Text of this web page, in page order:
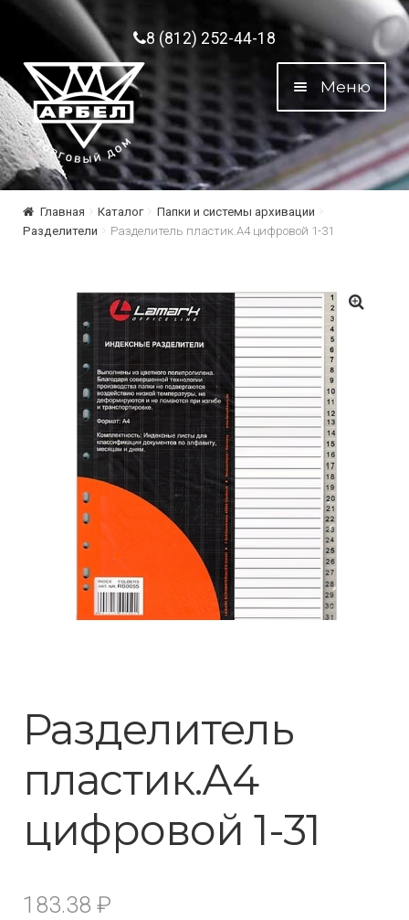
Перейти к навигации
Перейти к содержимому8 (812) 252-44-18
Меню
Главная Каталог
Папки и системы архивации
Разделители
Разделитель пластик.А4 цифровой 1-31
Разделитель
пластик.А4
цифровой 1-31
183.38 ₽